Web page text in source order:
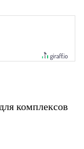
комплексов